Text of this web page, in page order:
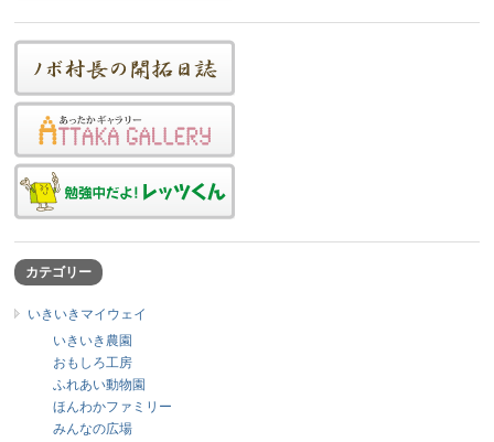
カテゴリー
いきいきマイウェイ
いきいき農園
おもしろ工房
ふれあい動物園
ほんわかファミリー
みんなの広場